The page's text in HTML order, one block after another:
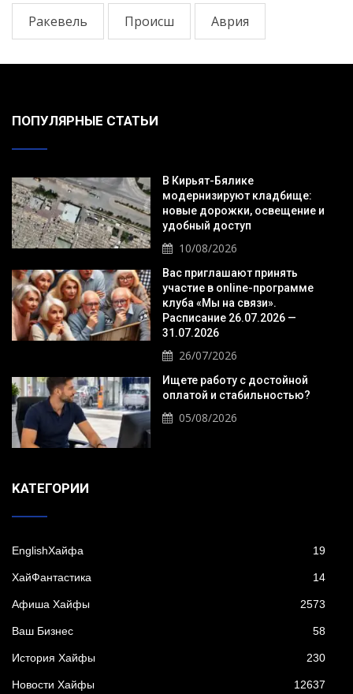
Ракевель Происш Аврия
ПОПУЛЯРНЫЕ СТАТЬИ
В Кирьят-Бялике
модернизируют кладбище:
новые дорожки, освещение и
удобный доступ
10/08/2026
Вас приглашают принять
участие в online-программе
клуба «Мы на связи».
Расписание 26.07.2026 —
31.07.2026
26/07/2026
Ищете работу с достойной
оплатой и стабильностью?
05/08/2026
KАТЕГОРИИ
EnglishХайфа 19
XайФантастика 14
Афиша Хайфы 2573
Ваш Бизнес 58
История Хайфы 230
Новости Хайфы 12637